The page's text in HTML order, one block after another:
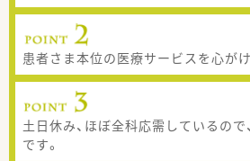
患者さま本位の医療サービスを心がけ
土日休み、ほぼ全科応需しているの
です。